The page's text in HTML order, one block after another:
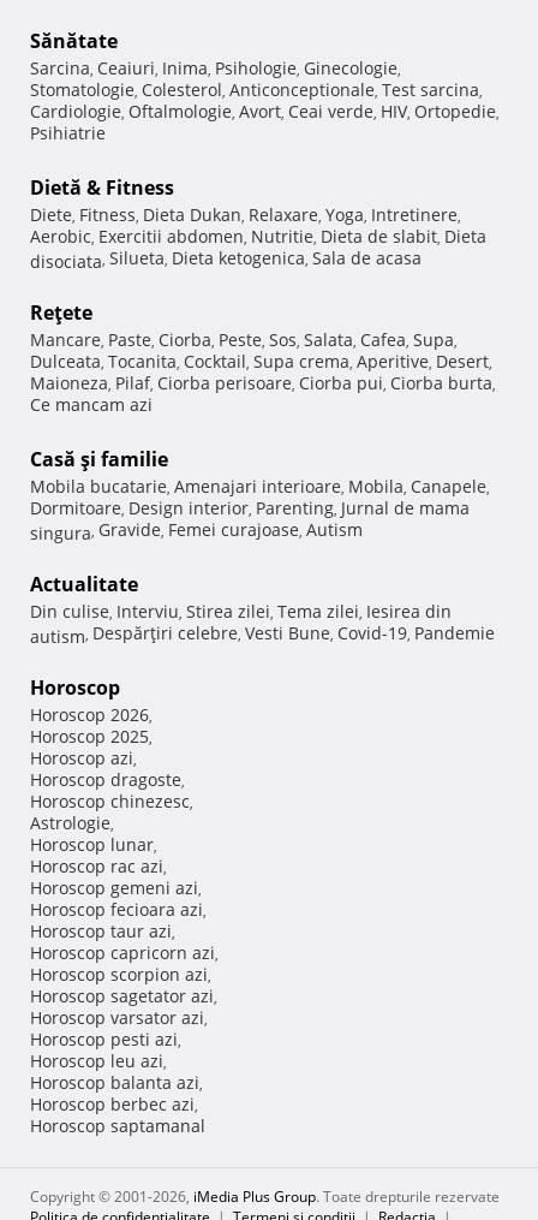
Sănătate
Sarcina, Ceaiuri, Inima, Psihologie, Ginecologie,
Stomatologie, Colesterol, Anticonceptionale, Test sarcina,
Cardiologie, Oftalmologie, Avort, Ceai verde, HIV, Ortopedie,
Psihiatrie
Dietă & Fitness
Diete, Fitness, Dieta Dukan, Relaxare, Yoga, Intretinere,
Aerobic, Exercitii abdomen, Nutritie, Dieta de slabit, Dieta
disociata, Silueta, Dieta ketogenica, Sala de acasa
Reţete
Mancare, Paste, Ciorba, Peste, Sos, Salata, Cafea, Supa,
Dulceata, Tocanita, Cocktail, Supa crema, Aperitive, Desert,
Maioneza, Pilaf, Ciorba perisoare, Ciorba pui, Ciorba burta,
Ce mancam azi
Casă şi familie
Mobila bucatarie, Amenajari interioare, Mobila, Canapele,
Dormitoare, Design interior, Parenting, Jurnal de mama
singura, Gravide, Femei curajoase, Autism
Actualitate
Din culise, Interviu, Stirea zilei, Tema zilei, Iesirea din
autism, Despărţiri celebre, Vesti Bune, Covid-19, Pandemie
Horoscop
Horoscop 2026,
Horoscop 2025,
Horoscop azi,
Horoscop dragoste,
Horoscop chinezesc,
Astrologie,
Horoscop lunar,
Horoscop rac azi,
Horoscop gemeni azi,
Horoscop fecioara azi,
Horoscop taur azi,
Horoscop capricorn azi,
Horoscop scorpion azi,
Horoscop sagetator azi,
Horoscop varsator azi,
Horoscop pesti azi,
Horoscop leu azi,
Horoscop balanta azi,
Horoscop berbec azi,
Horoscop saptamanal
Copyright © 2001-2026, iMedia Plus Group. Toate drepturile rezervate